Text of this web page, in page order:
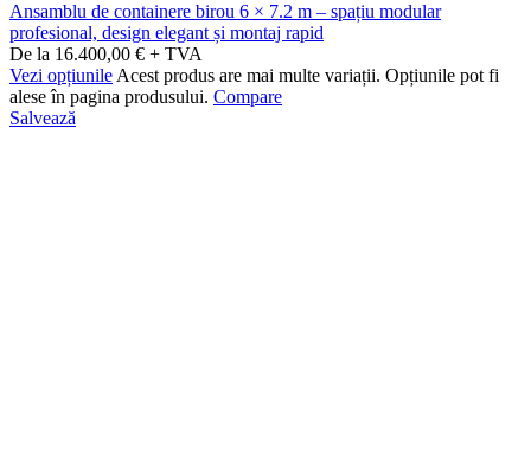
Ansamblu de containere birou 6 × 7.2 m – spațiu modular
profesional, design elegant și montaj rapid
De la 16.400,00 € + TVA
Vezi opțiunile Acest produs are mai multe variații. Opțiunile pot fi
alese în pagina produsului. Compare
Salvează